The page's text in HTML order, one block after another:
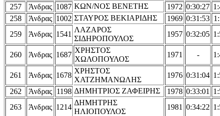
257
Άνδρας 1087 ΚΩΝ/ΝΟΣ ΒΕΝΕΤΗΣ 1972 0:30:27
258
Άνδρας 1002 ΣΤΑΥΡΟΣ ΒΕΚΙΑΡΙΔΗΣ 1969 0:31:53
259
Άνδρας 1541
ΛΑΖΑΡΟΣ
ΣΙΔΗΡΟΠΟΥΛΟΣ
1957 0:32:05
260 Άνδρας 1687
ΧΡΗΣΤΟΣ
ΧΩΛΟΠΟΥΛΟΣ
1971 -
261 Άνδρας 1678
ΧΡΗΣΤΟΣ
ΧΑΤΖΗΜΑΝΩΛΗΣ
1976 0:31:04
262
Άνδρας 1198 ΔΗΜΗΤΡΙΟΣ ΖΑΦΕΙΡΗΣ 1978 0:33:01
263
Άνδρας 1214
ΔΗΜΗΤΡΗΣ
ΗΛΙΟΠΟΥΛΟΣ
1981 0:34:22